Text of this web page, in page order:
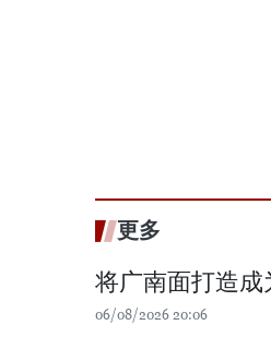
更多
将广南面打造
06/08/2026 20:06